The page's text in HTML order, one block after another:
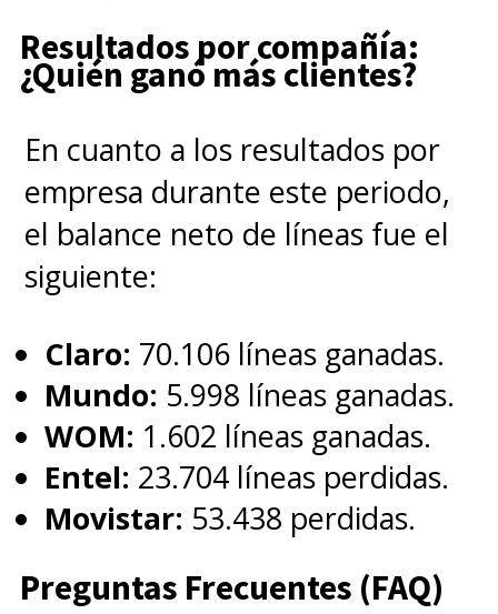
Resultados por compañía:
¿Quién ganó más clientes?
En cuanto a los resultados por
empresa durante este periodo,
el balance neto de líneas fue el
siguiente:
Claro: 70.106 líneas ganadas.
Mundo: 5.998 líneas ganadas.
WOM: 1.602 líneas ganadas.
Entel: 23.704 líneas perdidas.
Movistar: 53.438 perdidas.
Preguntas Frecuentes (FAQ)